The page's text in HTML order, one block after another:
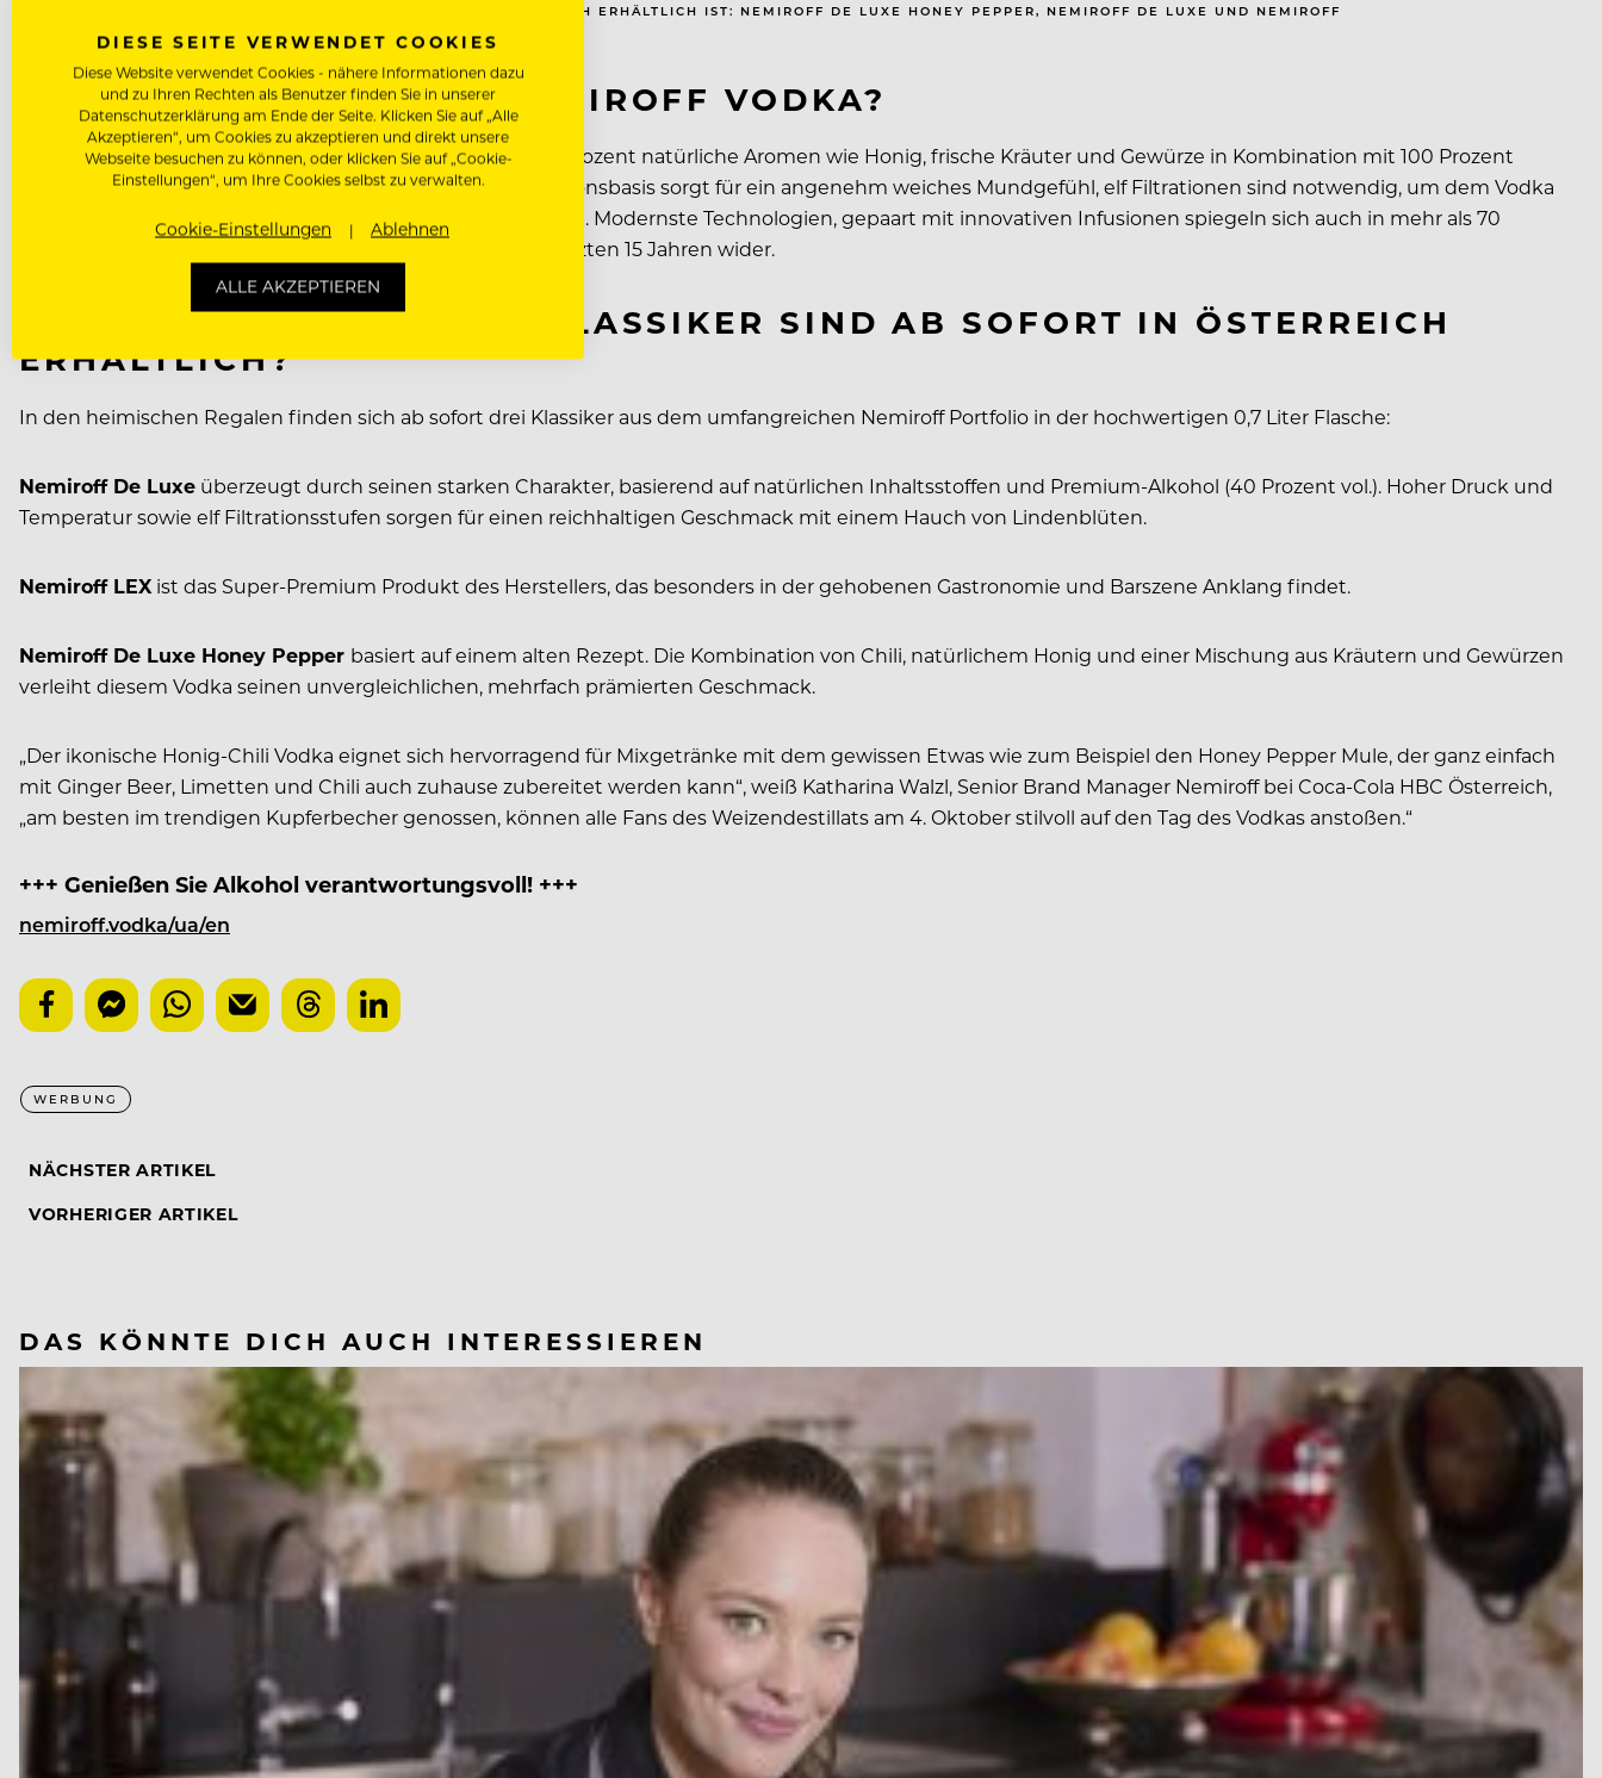
HOCHPROZENTIGES DREIERGESPANN, DAS NUN AUCH IN ÖSTERREICH ERHÄLTLICH IST: NEMIROFF DE LUXE HONEY PEPPER, NEMIROFF DE LUXE UND NEMIROFF
WORAUS BESTEHT DER NEMIROFF VODKA?
Bei der Produktion der Nemiroff Spirituosen werden 100 Prozent natürliche Aromen wie Honig, frische Kräuter und Gewürze in Kombination mit 100 Prozent
reinstem Quellwasser verwendet. Der Weizen als Destillationsbasis sorgt für ein angenehm weiches Mundgefühl, elf Filtrationen sind notwendig, um dem Vodka
seinen unverkennbaren, kräftigen Geschmack zu verleihen. Modernste Technologien, gepaart mit innovativen Infusionen spiegeln sich auch in mehr als 70
renommierten internationalen Auszeichnungen in den letzten 15 Jahren wider.
WELCHE DREI NEMIROFF-KLASSIKER SIND AB SOFORT IN ÖSTERREICH
ERHÄLTLICH?
In den heimischen Regalen finden sich ab sofort drei Klassiker aus dem umfangreichen Nemiroff Portfolio in der hochwertigen 0,7 Liter Flasche:
Nemiroff De Luxe überzeugt durch seinen starken Charakter, basierend auf natürlichen Inhaltsstoffen und Premium-Alkohol (40 Prozent vol.). Hoher Druck und
Temperatur sowie elf Filtrationsstufen sorgen für einen reichhaltigen Geschmack mit einem Hauch von Lindenblüten.
Nemiroff LEX ist das Super-Premium Produkt des Herstellers, das besonders in der gehobenen Gastronomie und Barszene Anklang findet.
Nemiroff De Luxe Honey Pepper basiert auf einem alten Rezept. Die Kombination von Chili, natürlichem Honig und einer Mischung aus Kräutern und Gewürzen
verleiht diesem Vodka seinen unvergleichlichen, mehrfach prämierten Geschmack.
„Der ikonische Honig-Chili Vodka eignet sich hervorragend für Mixgetränke mit dem gewissen Etwas wie zum Beispiel den Honey Pepper Mule, der ganz einfach
mit Ginger Beer, Limetten und Chili auch zuhause zubereitet werden kann“, weiß Katharina Walzl, Senior Brand Manager Nemiroff bei Coca-Cola HBC Österreich,
„am besten im trendigen Kupferbecher genossen, können alle Fans des Weizendestillats am 4. Oktober stilvoll auf den Tag des Vodkas anstoßen.“
+++ Genießen Sie Alkohol verantwortungsvoll! +++
nemiroff.vodka/ua/en
WERBUNG
NÄCHSTER ARTIKEL
VORHERIGER ARTIKEL
DAS KÖNNTE DICH AUCH INTERESSIEREN
DIESE SEITE VERWENDET COOKIES
Diese Website verwendet Cookies - nähere Informationen dazu
und zu Ihren Rechten als Benutzer finden Sie in unserer
Datenschutzerklärung am Ende der Seite. Klicken Sie auf „Alle
Akzeptieren“, um Cookies zu akzeptieren und direkt unsere
Webseite besuchen zu können, oder klicken Sie auf „Cookie-
Einstellungen“, um Ihre Cookies selbst zu verwalten.
Cookie-Einstellungen Ablehnen
ALLE AKZEPTIEREN